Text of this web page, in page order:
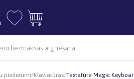
bezmaksas atgriešana
piederumi/Klaviatūras/Tastatūra Magic